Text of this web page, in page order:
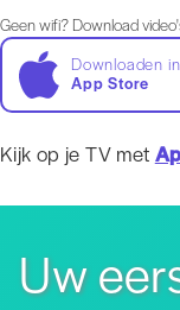
Geen wifi? Download
Downloaden
App Store
Kijk op je TV met
Uw